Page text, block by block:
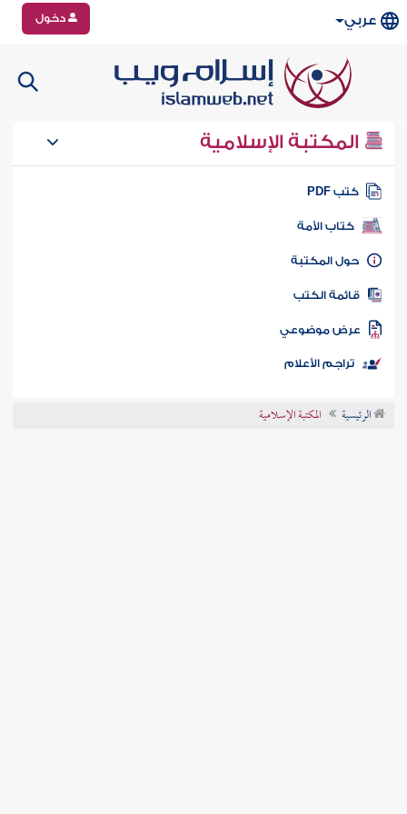
عربي دخول
المكتبة الإسلامية
كتب PDF
كتاب الأمة
المكتبة
الكتب
موضوعي
تراجم الأعلام
الرئيسية المكتبة الإسلامية